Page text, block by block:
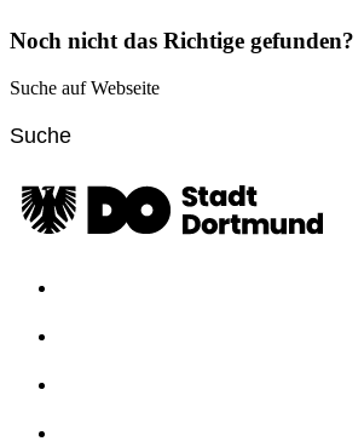
Noch nicht das Richtige gefunden?
Suche auf Webseite